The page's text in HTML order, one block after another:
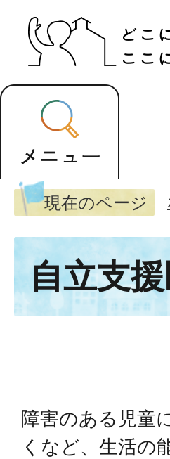
現在のページ
自立支
障害のある児童
くなど、生活の